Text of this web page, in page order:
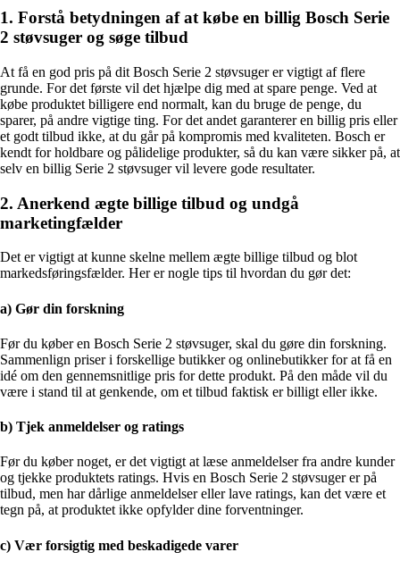
1. Forstå betydningen af ​​at købe en billig Bosch Serie
2 støvsuger og søge tilbud
At få en god pris på dit Bosch Serie 2 støvsuger er vigtigt af flere
grunde. For det første vil det hjælpe dig med at spare penge. Ved at
købe produktet billigere end normalt, kan du bruge de penge, du
sparer, på andre vigtige ting. For det andet garanterer en billig pris eller
et godt tilbud ikke, at du går på kompromis med kvaliteten. Bosch er
kendt for holdbare og pålidelige produkter, så du kan være sikker på, at
selv en billig Serie 2 støvsuger vil levere gode resultater.
2. Anerkend ægte billige tilbud og undgå
marketingfælder
Det er vigtigt at kunne skelne mellem ægte billige tilbud og blot
markedsføringsfælder. Her er nogle tips til hvordan du gør det:
a) Gør din forskning
Før du køber en Bosch Serie 2 støvsuger, skal du gøre din forskning.
Sammenlign priser i forskellige butikker og onlinebutikker for at få en
idé om den gennemsnitlige pris for dette produkt. På den måde vil du
være i stand til at genkende, om et tilbud faktisk er billigt eller ikke.
b) Tjek anmeldelser og ratings
Før du køber noget, er det vigtigt at læse anmeldelser fra andre kunder
og tjekke produktets ratings. Hvis en Bosch Serie 2 støvsuger er på
tilbud, men har dårlige anmeldelser eller lave ratings, kan det være et
tegn på, at produktet ikke opfylder dine forventninger.
c) Vær forsigtig med beskadigede varer